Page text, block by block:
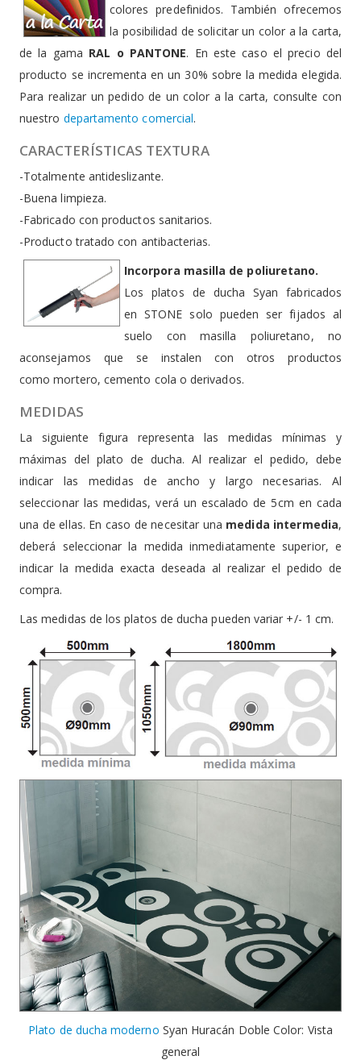
colores predefinidos. También ofrecemos
la posibilidad de solicitar un color a la carta,
de la gama RAL o PANTONE. En este caso el precio del
producto se incrementa en un 30% sobre la medida elegida.
Para realizar un pedido de un color a la carta, consulte con
nuestro departamento comercial.
CARACTERÍSTICAS TEXTURA
-Totalmente antideslizante.
-Buena limpieza.
-Fabricado con productos sanitarios.
-Producto tratado con antibacterias.
Incorpora masilla de poliuretano.
Los platos de ducha Syan fabricados
en STONE solo pueden ser fijados al
suelo con masilla poliuretano, no
aconsejamos que se instalen con otros productos
como mortero, cemento cola o derivados.
MEDIDAS
La siguiente figura representa las medidas mínimas y
máximas del plato de ducha. Al realizar el pedido, debe
indicar las medidas de ancho y largo necesarias. Al
seleccionar las medidas, verá un escalado de 5cm en cada
una de ellas. En caso de necesitar una medida intermedia,
deberá seleccionar la medida inmediatamente superior, e
indicar la medida exacta deseada al realizar el pedido de
compra.
Las medidas de los platos de ducha pueden variar +/- 1 cm.
Plato de ducha moderno Syan Huracán Doble Color: Vista
general